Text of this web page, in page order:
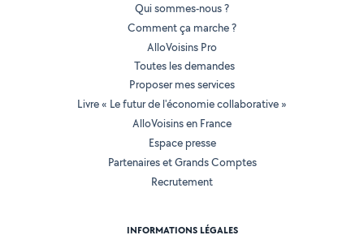
Qui sommes-nous ?
Comment ça marche ?
AlloVoisins Pro
Toutes les demandes
Proposer mes services
Livre « Le futur de l'économie collaborative »
AlloVoisins en France
Espace presse
Partenaires et Grands Comptes
Recrutement
INFORMATIONS LÉGALES